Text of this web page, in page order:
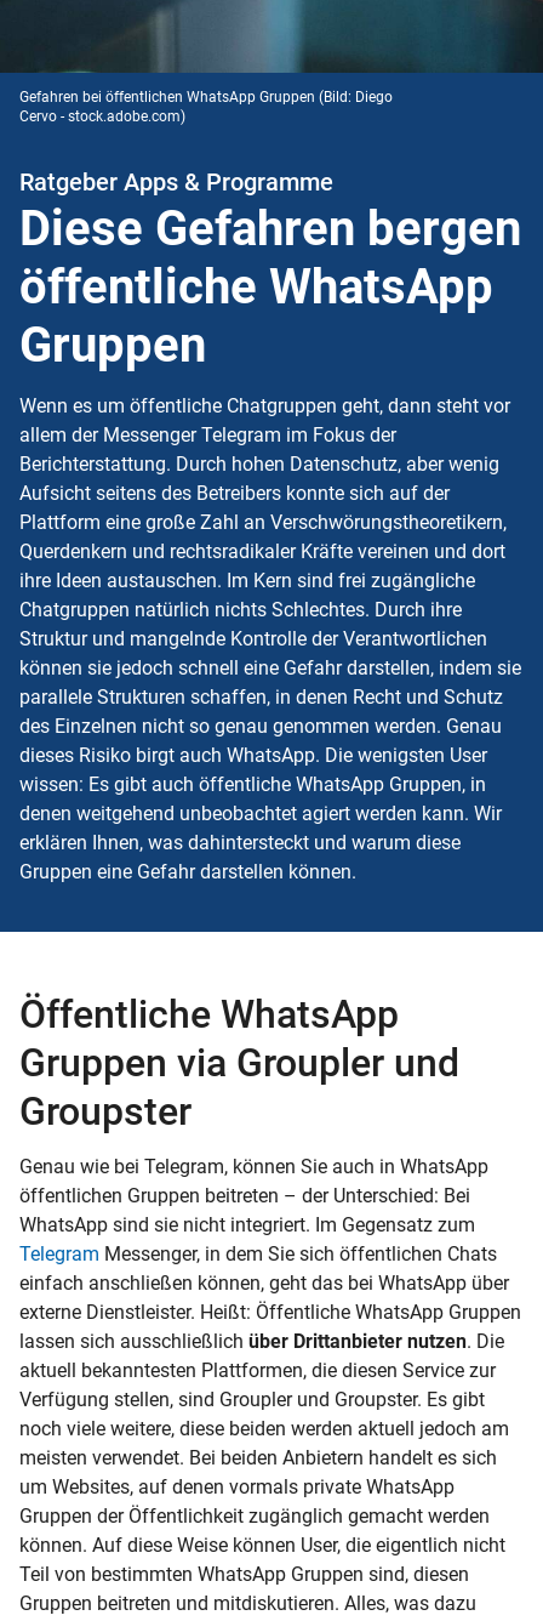
Gefahren bei öffentlichen WhatsApp Gruppen (Bild: Diego
Cervo - stock.adobe.com)
Ratgeber Apps & Programme
Diese Gefahren bergen
öffentliche WhatsApp
Gruppen
Wenn es um öffentliche Chatgruppen geht, dann steht vor
allem der Messenger Telegram im Fokus der
Berichterstattung. Durch hohen Datenschutz, aber wenig
Aufsicht seitens des Betreibers konnte sich auf der
Plattform eine große Zahl an Verschwörungstheoretikern,
Querdenkern und rechtsradikaler Kräfte vereinen und dort
ihre Ideen austauschen. Im Kern sind frei zugängliche
Chatgruppen natürlich nichts Schlechtes. Durch ihre
Struktur und mangelnde Kontrolle der Verantwortlichen
können sie jedoch schnell eine Gefahr darstellen, indem sie
parallele Strukturen schaffen, in denen Recht und Schutz
des Einzelnen nicht so genau genommen werden. Genau
dieses Risiko birgt auch WhatsApp. Die wenigsten User
wissen: Es gibt auch öffentliche WhatsApp Gruppen, in
denen weitgehend unbeobachtet agiert werden kann. Wir
erklären Ihnen, was dahintersteckt und warum diese
Gruppen eine Gefahr darstellen können.
Öffentliche WhatsApp
Gruppen via Groupler und
Groupster
Genau wie bei Telegram, können Sie auch in WhatsApp
öffentlichen Gruppen beitreten – der Unterschied: Bei
WhatsApp sind sie nicht integriert. Im Gegensatz zum
Telegram Messenger, in dem Sie sich öffentlichen Chats
einfach anschließen können, geht das bei WhatsApp über
externe Dienstleister. Heißt: Öffentliche WhatsApp Gruppen
lassen sich ausschließlich über Drittanbieter nutzen. Die
aktuell bekanntesten Plattformen, die diesen Service zur
Verfügung stellen, sind Groupler und Groupster. Es gibt
noch viele weitere, diese beiden werden aktuell jedoch am
meisten verwendet. Bei beiden Anbietern handelt es sich
um Websites, auf denen vormals private WhatsApp
Gruppen der Öffentlichkeit zugänglich gemacht werden
können. Auf diese Weise können User, die eigentlich nicht
Teil von bestimmten WhatsApp Gruppen sind, diesen
Gruppen beitreten und mitdiskutieren. Alles, was dazu